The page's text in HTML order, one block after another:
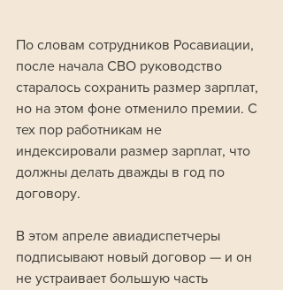
По словам сотрудников Росавиации,
после начала СВО руководство
старалось сохранить размер зарплат,
но на этом фоне отменило премии. С
тех пор работникам не
индексировали размер зарплат, что
должны делать дважды в год по
договору.
В этом апреле авиадиспетчеры
подписывают новый договор — и он
не устраивает большую часть